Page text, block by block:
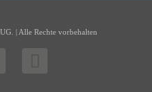
| Alle Rechte vorbehalten